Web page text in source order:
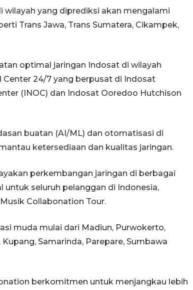
wilayah yang diprediksi akan mengalami
Trans Jawa, Trans Sumatera, Cikampek,
optimal jaringan Indosat di wilayah
24/7 yang berpusat di Indosat
(INOC) dan Indosat Ooredoo Hutchison
buatan (AI/ML) dan otomatisasi di
ketersediaan dan kualitas jaringan.
perkembangan jaringan di berbagai
seluruh pelanggan di Indonesia,
Collabonation Tour.
muda mulai dari Madiun, Purwokerto,
Samarinda, Parepare, Sumbawa
berkomitmen untuk menjangkau lebih
Lampung naik pada Maret
2026